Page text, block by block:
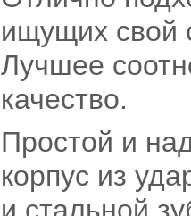
ищущих свой
Лучшее
качество.
Простой и
корпус из